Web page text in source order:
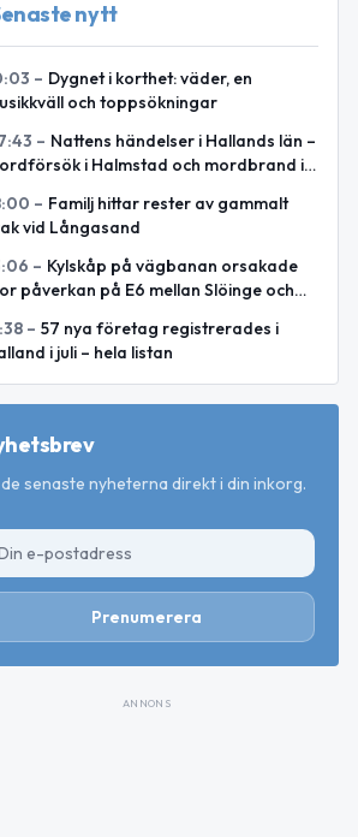
nytt
– Dygnet i korthet: väder, en
och toppsökningar
– Nattens händelser i Hallands län –
i Halmstad och mordbrand i
– Familj hittar rester av gammalt
vid Långasand
– Kylskåp på vägbanan orsakade
påverkan på E6 mellan Slöinge och
– 57 nya företag registrerades i
i juli – hela listan
senaste nyheterna direkt i din inkorg.
Prenumerera
ANNONS